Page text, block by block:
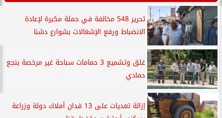
تحرير 548 مخالفة في حملة مكبرة لإعادة
الانضباط ورفع الإشغالات بشوارع دشنا
غلق وتشميع 3 حمامات سباحة غير مرخصة بنجع
حمادي
إزالة تعديات على 13 فدان أملاك دولة وزراعة